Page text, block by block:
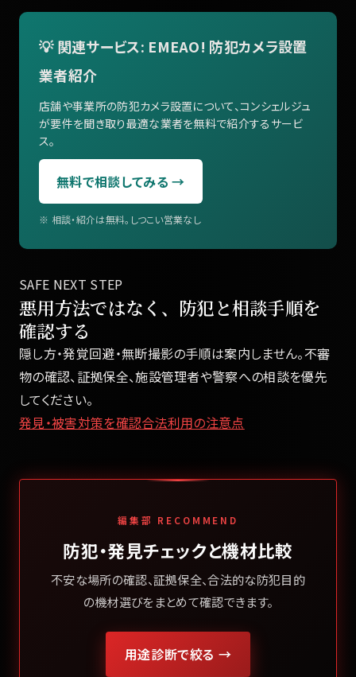
💡 関連サービス: EMEAO! 防犯カメラ設置
業者紹介
店舗や事業所の防犯カメラ設置について、コンシェルジュ
が要件を聞き取り最適な業者を無料で紹介するサービ
ス。
無料で相談してみる →
※ 相談・紹介は無料。しつこい営業なし
SAFE NEXT STEP
悪用方法ではなく、防犯と相談手順を
確認する
隠し方・発覚回避・無断撮影の手順は案内しません。不審
物の確認、証拠保全、施設管理者や警察への相談を優先
してください。
発見・被害対策を確認合法利用の注意点
編集部 RECOMMEND
防犯・発見チェックと機材比較
不安な場所の確認、証拠保全、合法的な防犯目的
の機材選びをまとめて確認できます。
用途診断で絞る →